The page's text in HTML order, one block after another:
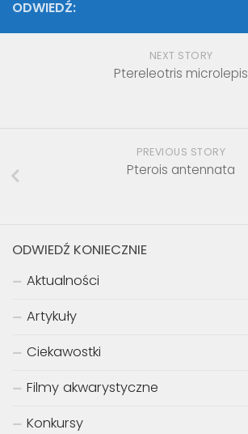
ODWIEDŹ:
NEXT STORY
Ptereleotris microlepis
PREVIOUS STORY
Pterois antennata
ODWIEDŹ KONIECZNIE
Aktualności
Artykuły
Ciekawostki
Filmy akwarystyczne
Konkursy